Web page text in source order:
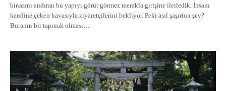
binasını andıran bu yapıyı görür görmez merakla girişine ilerledik. İnsanı
kendine çeken havasıyla ziyaretçilerini bekliyor. Peki asıl şaşırtıcı şey?
Buranın bir tapınak olması…